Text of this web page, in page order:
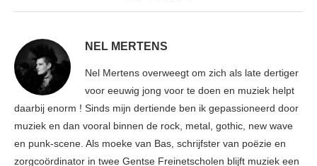
NEL MERTENS
Nel Mertens overweegt om zich als late dertiger
voor eeuwig jong voor te doen en muziek helpt
daarbij enorm ! Sinds mijn dertiende ben ik gepassioneerd door
muziek en dan vooral binnen de rock, metal, gothic, new wave
en punk-scene. Als moeke van Bas, schrijfster van poëzie en
zorgcoördinator in twee Gentse Freinetscholen blijft muziek een